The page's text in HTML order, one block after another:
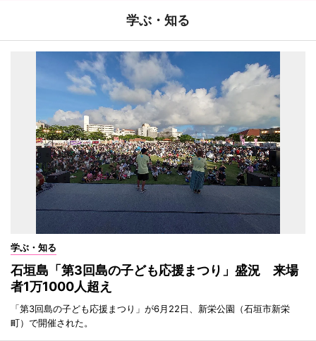
学ぶ・知る
学ぶ・知る
石垣島「第3回島の子ども応援まつり」盛況 来場
者1万1000人超え
「第3回島の子ども応援まつり」が6月22日、新栄公園（石垣市新栄
町）で開催された。